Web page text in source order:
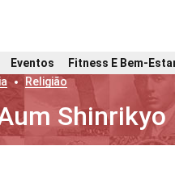
Eventos
Fitness E Bem-
Religião
Shinrikyo